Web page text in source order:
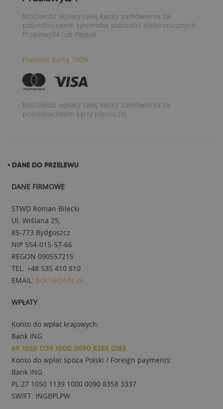
Możliwość wpłaty całej kwoty zamówienia za
pośrednictwem systemów płatności elektronicznych
Przelewy24 lub Paypal
Płatność kartą 100%
Możliwość wpłaty całej kwoty zamówienia za
pośrednictwem karty płatniczej
• DANE DO PRZELEWU
DANE FIRMOWE
STWD Roman Bilecki
Ul. Wiślana 25,
85-773 Bydgoszcz
NIP 554-015-57-66
REGON 090557215
TEL: +48 535 410 810
EMAIL: bok1@beds.pl
WPŁATY
Konto do wpłat krajowych:
Bank ING
69 1050 1139 1000 0090 8355 0765
Konto do wpłat spoza Polski / Foreign payments:
Bank ING
PL 27 1050 1139 1000 0090 8358 3337
SWIFT: INGBPLPW